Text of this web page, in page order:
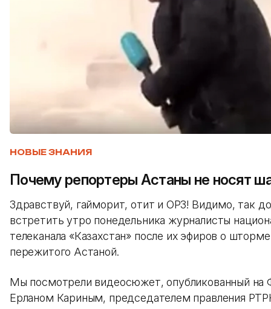
НОВЫЕ ЗНАНИЯ
Почему репортеры Астаны не носят
Здравствуй, гайморит, отит и ОРЗ! Видимо, так
встретить утро понедельника журналисты
телеканала «Казахстан» после их эфиров о
пережитого Астаной.
Мы посмотрели видеосюжет, опубликованный на
Ерланом Кариным, председателем правления